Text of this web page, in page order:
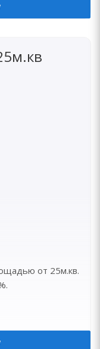
от 25м.кв.